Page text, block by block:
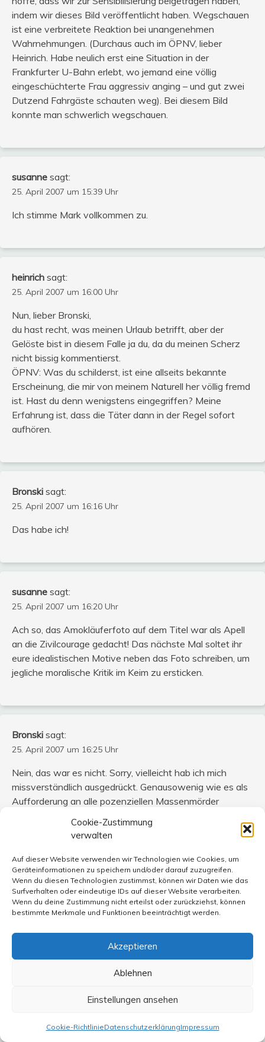
Cookie-Zustimmung
verwalten
Auf dieser Website verwenden wir Technologien wie Cookies, um
Geräteinformationen zu speichern und/oder darauf zuzugreifen.
Wenn du diesen Technologien zustimmst, können wir Daten wie das
Surfverhalten oder eindeutige IDs auf dieser Website verarbeiten.
Wenn du deine Zustimmung nicht erteilst oder zurückziehst, können
bestimmte Merkmale und Funktionen beeinträchtigt werden.
Akzeptieren
Ablehnen
Einstellungen ansehen
Cookie-RichtlinieDatenschutzerklärungImpressum
indem wir dieses Bild veröffentlicht haben. Wegschauen
ist eine verbreitete Reaktion bei unangenehmen
Wahrnehmungen. (Durchaus auch im ÖPNV, lieber
Heinrich. Habe neulich erst eine Situation in der
Frankfurter U-Bahn erlebt, wo jemand eine völlig
eingeschüchterte Frau aggressiv anging – und gut zwei
Dutzend Fahrgäste schauten weg). Bei diesem Bild
konnte man schwerlich wegschauen.
susanne sagt:
25. April 2007 um 15:39 Uhr
Ich stimme Mark vollkommen zu.
heinrich sagt:
25. April 2007 um 16:00 Uhr
Nun, lieber Bronski,
du hast recht, was meinen Urlaub betrifft, aber der
Gelöste bist in diesem Falle ja du, da du meinen Scherz
nicht bissig kommentierst.
ÖPNV: Was du schilderst, ist eine allseits bekannte
Erscheinung, die mir von meinem Naturell her völlig fremd
ist. Hast du denn wenigstens eingegriffen? Meine
Erfahrung ist, dass die Täter dann in der Regel sofort
aufhören.
Bronski sagt:
25. April 2007 um 16:16 Uhr
Das habe ich!
susanne sagt:
25. April 2007 um 16:20 Uhr
Ach so, das Amokläuferfoto auf dem Titel war als Apell
an die Zivilcourage gedacht! Das nächste Mal soltet ihr
eure idealistischen Motive neben das Foto schreiben, um
jegliche moralische Kritik im Keim zu ersticken.
Bronski sagt:
25. April 2007 um 16:25 Uhr
Nein, das war es nicht. Sorry, vielleicht hab ich mich
missverständlich ausgedrückt. Genausowenig wie es als
Aufforderung an alle pozenziellen Massenmörder
ebenso, wie es solche Psychopathen zum Nacheifern
wurde -, kann es auch zu genauerem Hinsehen seitens
der Bevölkerung führen. Es ging mir darum, der Diskussion
diese Perspektive hinzuzufügen.
Kann man nur zusätzlich hoffen, dass sich andere für das